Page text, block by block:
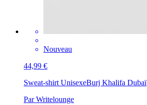
Nouveau
44,99 €
Sweat-shirt UnisexeBurj Khalifa Dubaï
Par Writelounge